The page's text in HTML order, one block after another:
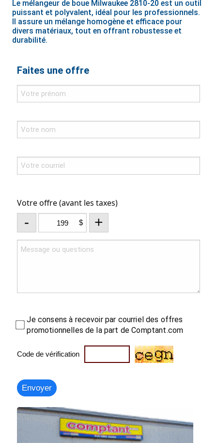
Le mélangeur de boue Milwaukee 2810-20 est un outil
puissant et polyvalent, idéal pour les professionnels.
Il assure un mélange homogène et efficace pour
divers matériaux, tout en offrant robustesse et
durabilité.
Faites une offre
Votre offre (avant les taxes)
- $ +
Je consens à recevoir par courriel des offres
promotionnelles de la part de Comptant.com
Code de vérification